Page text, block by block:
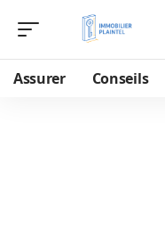
Assurer Conseils